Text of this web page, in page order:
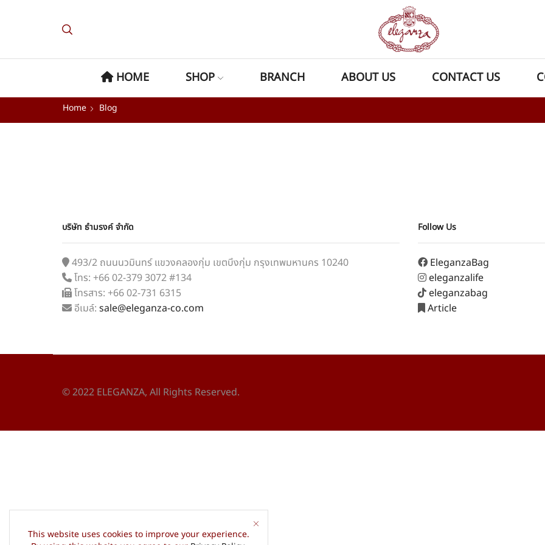
HOME SHOP BRANCH ABOUT US CONTACT US
Home Blog
บริษัท ธำมรงค์ จำกัด
493/2 ถนนนวมินทร์ แขวงคลองกุ่ม เขตบึงกุ่ม กรุงเทพมหานคร 10240
โทร: +66 02-379 3072 #134
โทรสาร: +66 02-731 6315
อีเมล์: sale@eleganza-co.com
Follow Us
EleganzaBag
eleganzalife
eleganzabag
Article
© 2022 ELEGANZA, All Rights Reserved.
This website uses cookies to improve your experience.